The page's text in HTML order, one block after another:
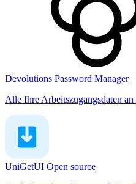
Devolutions Password Manager
Alle Ihre Arbeitszugangsdaten
UniGetUI Open source